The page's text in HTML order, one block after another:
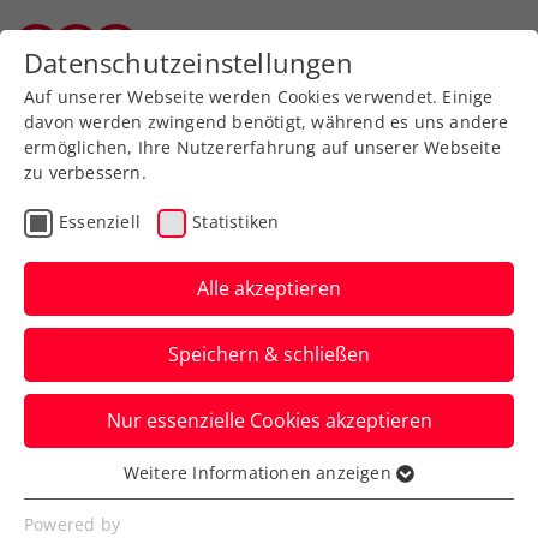
Zurück zur Newsübersicht
Rollstuhltennis
„Sehr stolz“: Toller
Taucher schafft French-
Open-Titelverteidigung
Die ÖTV-Rollstuhltennis-
Nachwuchshoffnung gewinnt in Paris wie
Datenschutzeinstellungen
Auf unserer Webseite werden Cookies verwendet. Einige
davon werden zwingend benötigt, während es uns andere
ermöglichen, Ihre Nutzererfahrung auf unserer Webseite
zu verbessern.
Essenziell Statistiken
Alle akzeptieren
Speichern & schließen
Nur essenzielle Cookies akzeptieren
Essenziell
Essenzielle Cookies werden für grundlegende
Weitere Informationen anzeigen
Powered by